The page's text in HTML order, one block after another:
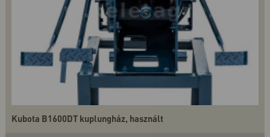
Kubota B1600DT kuplungház, használt